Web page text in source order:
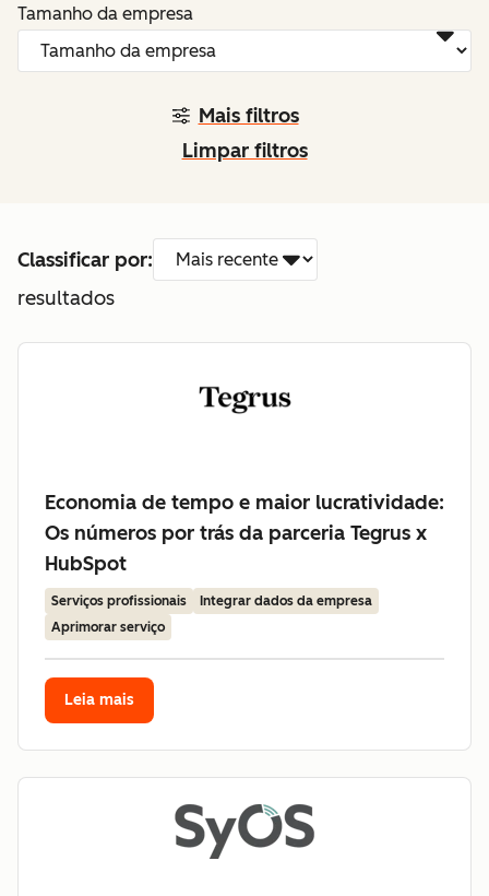
Mais filtros
Tamanho da empresa
Limpar filtros
Classificar por:
resultados
Economia de tempo e maior lucratividade:
Os números por trás da parceria Tegrus x
HubSpot
Serviços profissionais
Integrar dados da empresa
Aprimorar serviço
Leia mais